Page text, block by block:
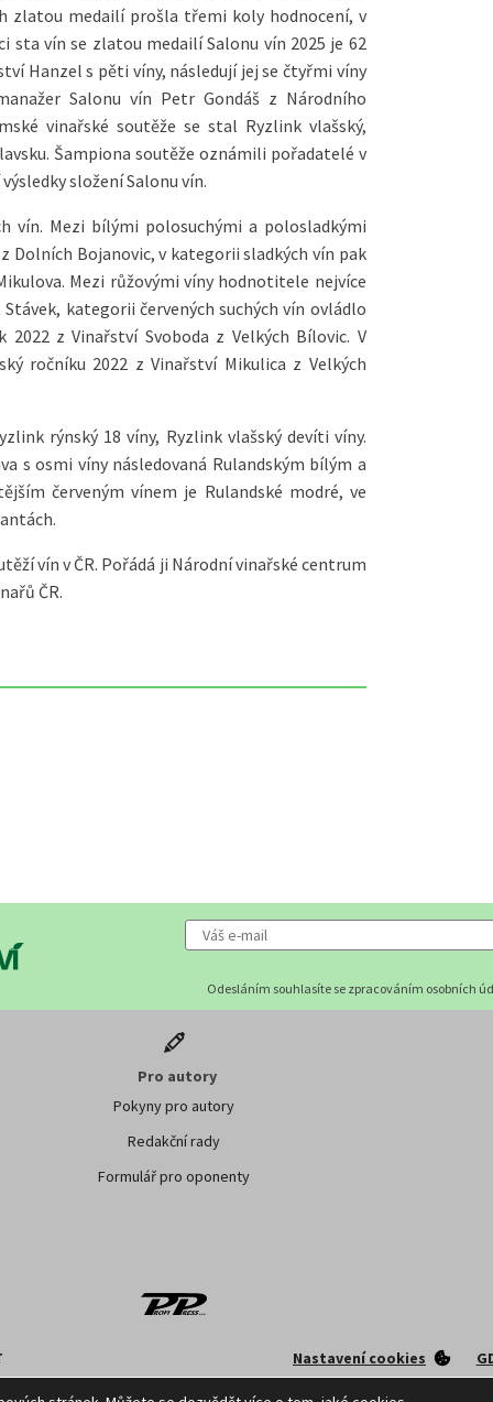
zlatou medailí prošla třemi koly hodnocení, v
sta vín se zlatou medailí Salonu vín 2025 je 62
Hanzel s pěti víny, následují jej se čtyřmi víny
Salonu vín Petr Gondáš z Národního
vinařské soutěže se stal Ryzlink vlašský,
Šampiona soutěže oznámili pořadatelé v
složení Salonu vín.
vín. Mezi bílými polosuchými a polosladkými
Dolních Bojanovic, v kategorii sladkých vín pak
Mezi růžovými víny hodnotitele nejvíce
kategorii červených suchých vín ovládlo
z Vinařství Svoboda z Velkých Bílovic. V
ročníku 2022 z Vinařství Mikulica z Velkých
rýnský 18 víny, Ryzlink vlašský devíti víny.
s osmi víny následovaná Rulandským bílým a
červeným vínem je Rulandské modré, ve
vín v ČR. Pořádá ji Národní vinařské centrum
ČR.
Odesláním souhlasíte se zpracováním osobních
Pro autory
Pokyny pro autory
Redakční rady
Formulář pro oponenty
Nastavení cookies